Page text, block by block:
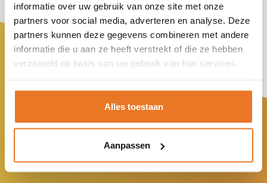
informatie over uw gebruik van onze site met onze
partners voor social media, adverteren en analyse. Deze
partners kunnen deze gegevens combineren met andere
informatie die u aan ze heeft verstrekt of die ze hebben
verzameld op basis van uw gebruik van hun services.
Alles toestaan
Aanpassen